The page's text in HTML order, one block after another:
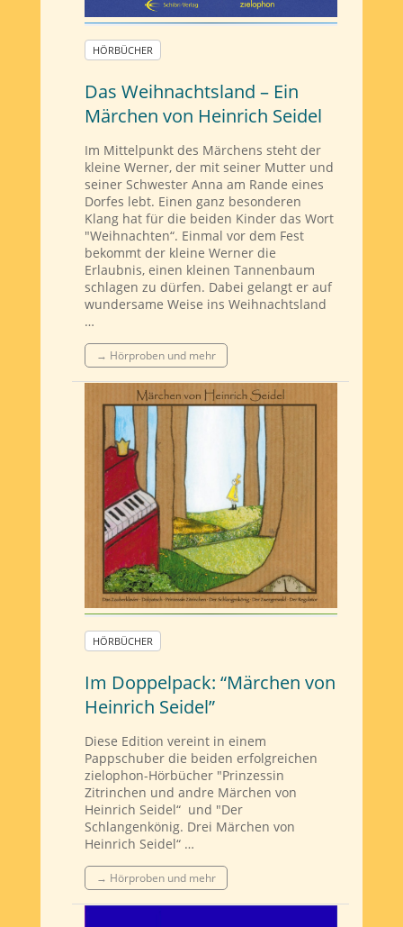
HÖRBÜCHER
Das Weihnachtsland – Ein
Märchen von Heinrich Seidel
Im Mittelpunkt des Märchens steht der
kleine Werner, der mit seiner Mutter und
seiner Schwester Anna am Rande eines
Dorfes lebt. Einen ganz besonderen
Klang hat für die beiden Kinder das Wort
"Weihnachten“. Einmal vor dem Fest
bekommt der kleine Werner die
Erlaubnis, einen kleinen Tannenbaum
schlagen zu dürfen. Dabei gelangt er auf
wundersame Weise ins Weihnachtsland
…
→ Hörproben und mehr
HÖRBÜCHER
Im Doppelpack: “Märchen von
Heinrich Seidel”
Diese Edition vereint in einem
Pappschuber die beiden erfolgreichen
zielophon-Hörbücher "Prinzessin
Zitrinchen und andre Märchen von
Heinrich Seidel“ und "Der
Schlangenkönig. Drei Märchen von
Heinrich Seidel“ …
→ Hörproben und mehr